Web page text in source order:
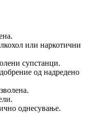
или наркотични
супстанци.
од надредено
однесување.